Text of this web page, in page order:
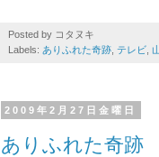
Posted by コタヌキ
Labels: ありふれた奇跡 テレビ
2009年2月27日金曜日
ありふれた奇